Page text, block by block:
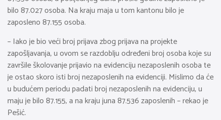
bilo 87.027 osoba. Na kraju maja u tom kantonu bilo je
zaposleno 87.155 osoba.
– Iako je bio veći broj prijava zbog prijava na projekte
zapošljavanja, u ovom se razdoblju određeni broj osoba koje su
završile školovanje prijavio na evidenciju nezaposlenih osoba te
je ostao skoro isti broj nezaposlenih na evidenciji. Mislimo da će
u budućem periodu padati broj nezaposlenih na evidenciju, u
maju je bilo 87.155, a na kraju juna 87.536 zaposlenih – rekao je
Pešić.